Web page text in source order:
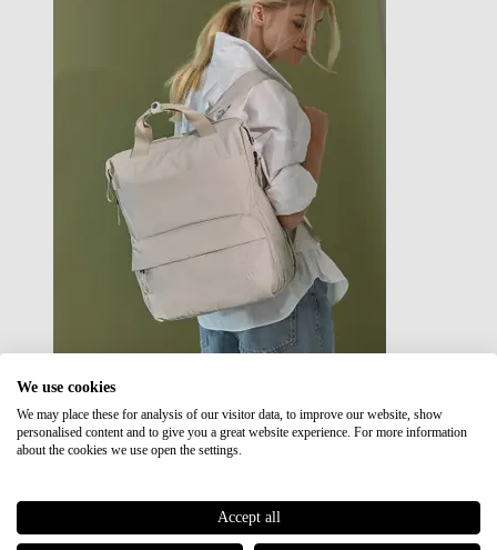
Japan RE lite
Sale
We use cookies
We may place these for analysis of our visitor data, to improve our website, show
personalised content and to give you a great website experience. For more information
about the cookies we use open the settings.
Accept all